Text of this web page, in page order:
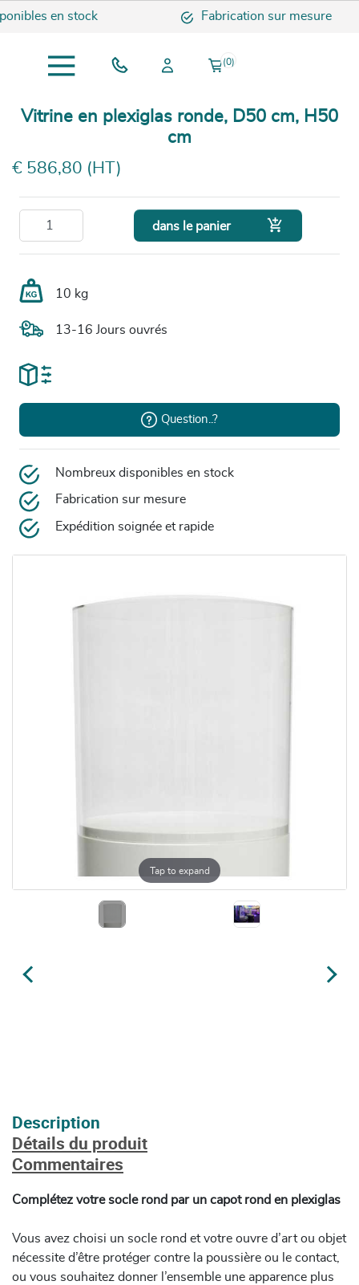
en stock Fabrication sur mesure
(0)
Tap to expand
Vitrine en plexiglas ronde, D50 cm, H50
cm
€ 586,80 (HT)
dans le panier 
10 kg
13-16 Jours ouvrés
Question..?
Nombreux disponibles en stock
Fabrication sur mesure
Expédition soignée et rapide
Description
Détails du produit
Commentaires
Complétez votre socle rond par un capot rond en plexiglas
Vous avez choisi un socle rond et votre ouvre d’art ou objet
nécessite d’être protéger contre la poussière ou le contact,
ou vous souhaitez donner l’ensemble une apparence plus